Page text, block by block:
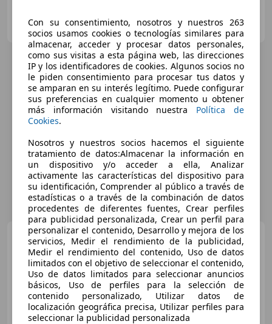
ES-41007 SEVILLA
Opel Insignia 1.4T S&S
Excellence
€ 9.960
Buenprecio
Con su consentimiento, nosotros y nuestros 263
socios usamos cookies o tecnologías similares para
almacenar, acceder y procesar datos personales,
como sus visitas a esta página web, las direcciones
IP y los identificadores de cookies. Algunos socios no
le piden consentimiento para procesar tus datos y
se amparan en su interés legítimo. Puede configurar
sus preferencias en cualquier momento u obtener
más información visitando nuestra Política de
Cookies.
Nosotros y nuestros socios hacemos el siguiente
tratamiento de datos:Almacenar la información en
un dispositivo y/o acceder a ella, Analizar
activamente las características del dispositivo para
su identificación, Comprender al público a través de
estadísticas o a través de la combinación de datos
procedentes de diferentes fuentes, Crear perfiles
para publicidad personalizada, Crear un perfil para
personalizar el contenido, Desarrollo y mejora de los
servicios, Medir el rendimiento de la publicidad,
Medir el rendimiento del contenido, Uso de datos
limitados con el objetivo de seleccionar el contenido,
Uso de datos limitados para seleccionar anuncios
básicos, Uso de perfiles para la selección de
contenido personalizado, Utilizar datos de
localización geográfica precisa, Utilizar perfiles para
seleccionar la publicidad personalizada